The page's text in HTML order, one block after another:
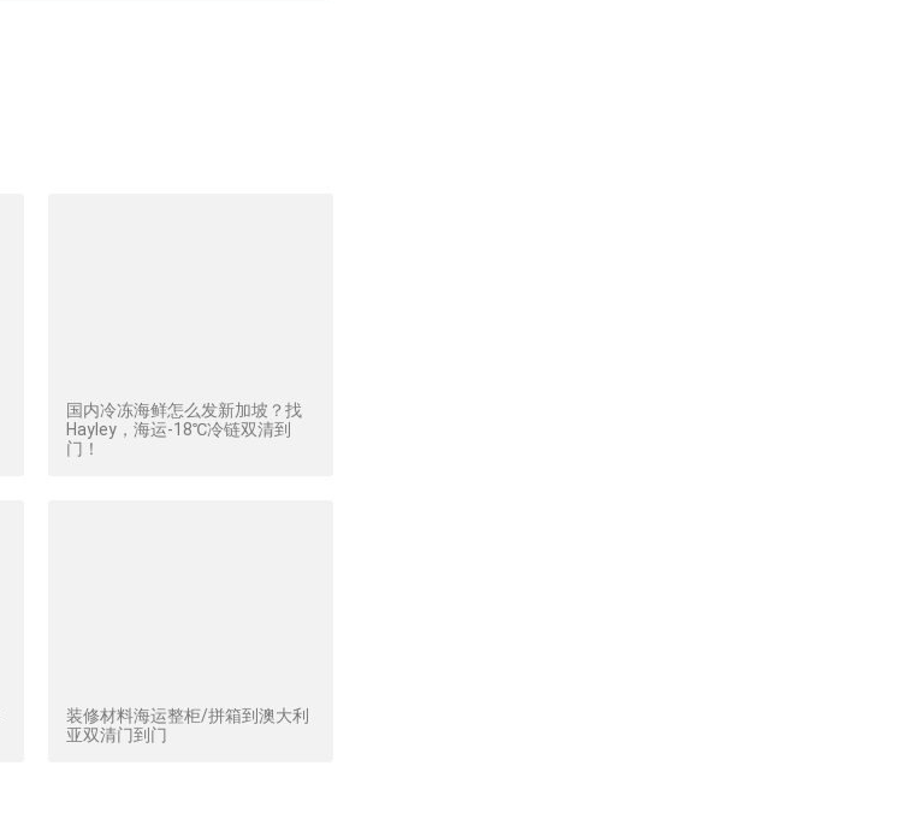
国内冷冻海鲜怎么发新加坡？找
Hayley，海运-18℃冷链双清到
门！
装修材料海运整柜/拼箱到澳大利
亚双清门到门